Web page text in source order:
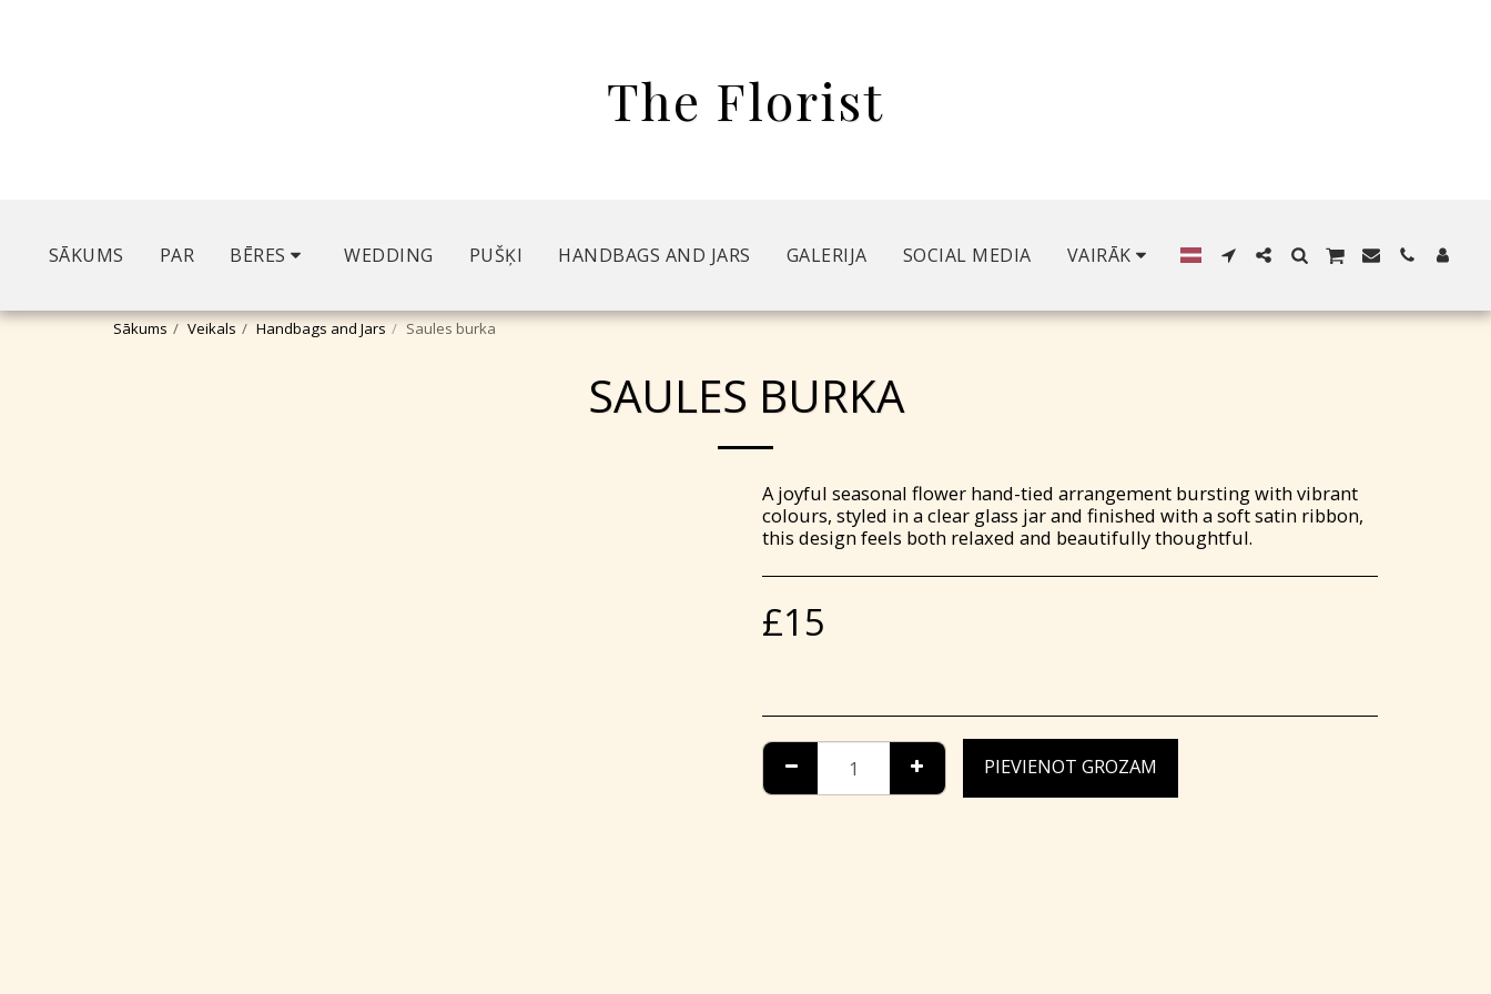
The Florist
SĀKUMS PAR BĒRES WEDDING PUŠĶI HANDBAGS AND JARS GALERIJA SOCIAL MEDIA VAIRĀK
Sākums Veikals Handbags and Jars Saules burka
SAULES BURKA
A joyful seasonal flower hand-tied arrangement bursting with vibrant
colours, styled in a clear glass jar and finished with a soft satin ribbon,
this design feels both relaxed and beautifully thoughtful.
£15
PIEVIENOT GROZAM